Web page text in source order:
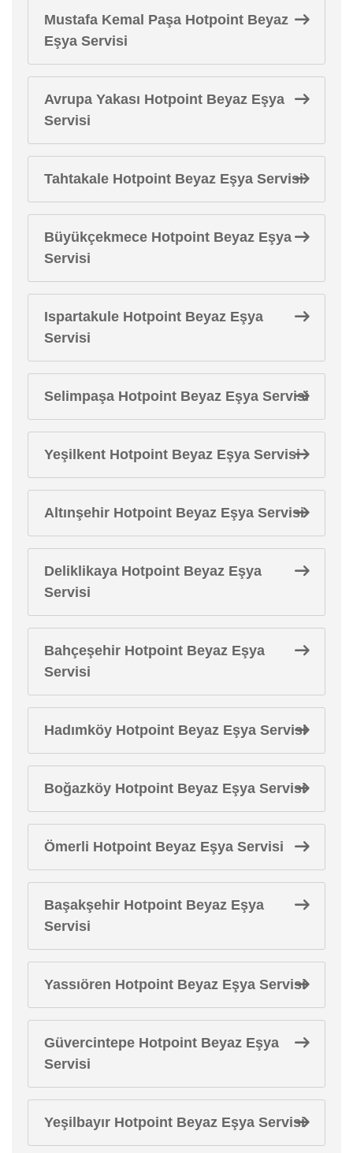
Mustafa Kemal Paşa Hotpoint Beyaz
Eşya Servisi
Avrupa Yakası Hotpoint Beyaz Eşya
Servisi
Tahtakale Hotpoint Beyaz Eşya Servisi
Büyükçekmece Hotpoint Beyaz Eşya
Servisi
Ispartakule Hotpoint Beyaz Eşya
Servisi
Selimpaşa Hotpoint Beyaz Eşya Servisi
Yeşilkent Hotpoint Beyaz Eşya Servisi
Altınşehir Hotpoint Beyaz Eşya Servisi
Deliklikaya Hotpoint Beyaz Eşya
Servisi
Bahçeşehir Hotpoint Beyaz Eşya
Servisi
Hadımköy Hotpoint Beyaz Eşya Servisi
Boğazköy Hotpoint Beyaz Eşya Servisi
Ömerli Hotpoint Beyaz Eşya Servisi
Başakşehir Hotpoint Beyaz Eşya
Servisi
Yassıören Hotpoint Beyaz Eşya Servisi
Güvercintepe Hotpoint Beyaz Eşya
Servisi
Yeşilbayır Hotpoint Beyaz Eşya Servisi